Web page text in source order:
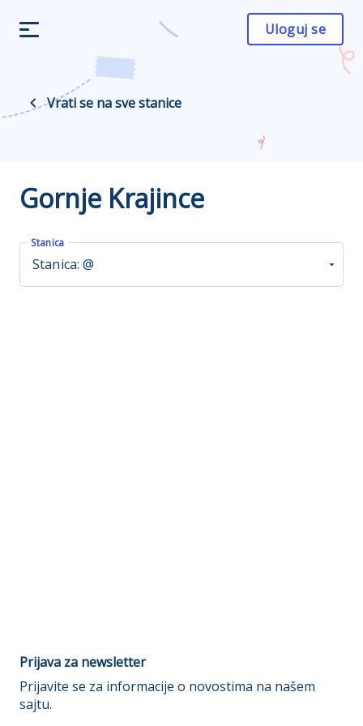
Uloguj se
Vrati se na sve stanice
Gornje Krajince
Stanica
Stanica: @
Prijava za newsletter
Prijavite se za informacije o novostima na našem
sajtu.